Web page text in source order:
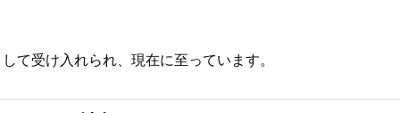
て受け入れられ、現在に至っています。